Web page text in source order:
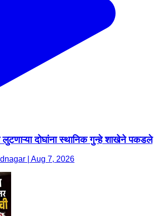
लुटणाऱ्या दोघांना स्थानिक गुन्हे शाखेने पकडले
| Aug 7, 2026